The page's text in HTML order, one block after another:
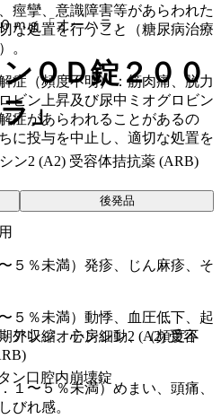
痙攣、意識障害等があらわれた
な処置を行うこと（糖尿病治療
。
症（頻度不明）：筋肉痛、脱力
ビン上昇及び尿中ミオグロビン
症があらわれることがあるの
に投与を中止し、適切な処置を
％未満）発疹、じん麻疹、そ
％未満）動悸、血圧低下、起
外収縮、心房細動、（頻度不
〜５％未満）めまい、頭痛、
びれ感。
ｍｇ「オーハラ」
ＯＤ錠２００
」
ン2 (A2) 受容体拮抗薬 (ARB)
後発品
アンジオテンシン2 (A2) 受容
ン口腔内崩壊錠